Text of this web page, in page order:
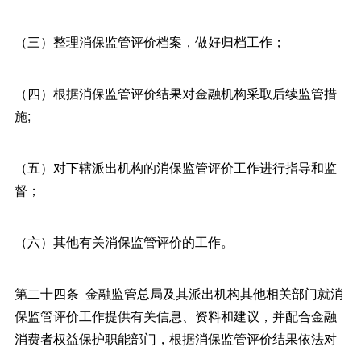
（三）整理消保监管评价档案，做好归档工作；
（四）根据消保监管评价结果对金融机构采取后续监管措
施;
（五）对下辖派出机构的消保监管评价工作进行指导和监
督；
（六）其他有关消保监管评价的工作。
第二十四条 金融监管总局及其派出机构其他相关部门就消
保监管评价工作提供有关信息、资料和建议，并配合金融
消费者权益保护职能部门，根据消保监管评价结果依法对